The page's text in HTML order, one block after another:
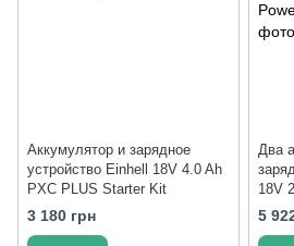
Аккумулятор и зарядное
устройство Einhell 18V 4.0 Ah
PXC PLUS Starter Kit
3 180 грн
Два
18V
5